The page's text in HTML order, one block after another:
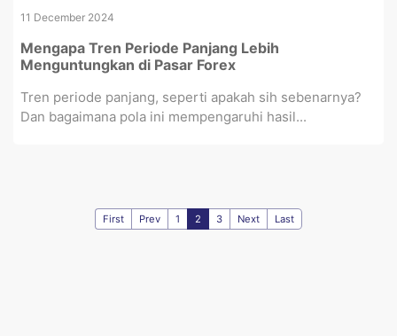
11 December 2024
Mengapa Tren Periode Panjang Lebih
Menguntungkan di Pasar Forex
Tren periode panjang, seperti apakah sih sebenarnya?
Dan bagaimana pola ini mempengaruhi hasil...
First Prev 1 2 3 Next Last